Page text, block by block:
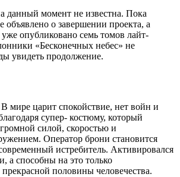
данный момент не известна. Пока
объявлено о завершении проекта, а
опубликовано семь томов лайт-
«Бесконечных небес» не
увидеть продолжение.
мире царит спокойствие, нет войн и
супер- костюму, который
силой, скоростью и
Оператор брони становится
истребитель. Активировался
а способны на это только
половины человечества.